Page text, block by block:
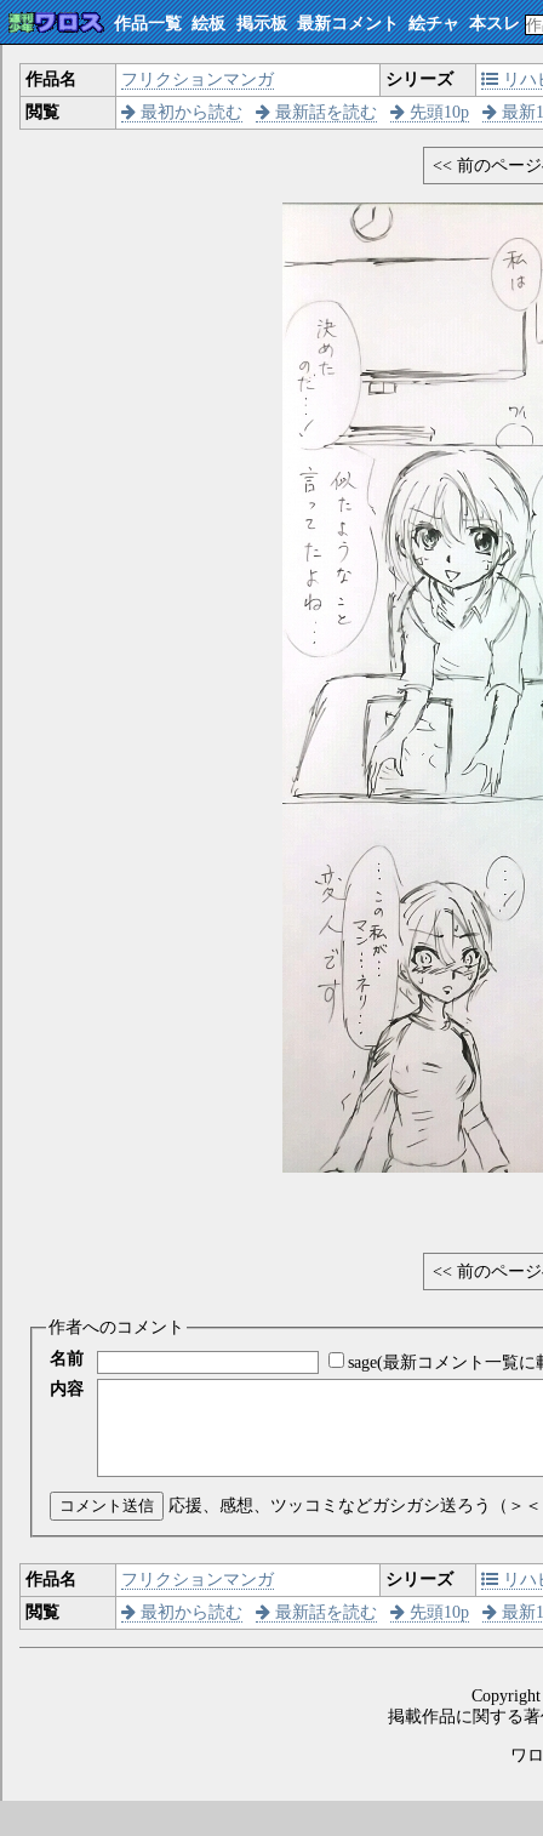
作品一覧 絵板 掲示板 最新コメント 絵チャ 本スレ
作品名 フリクションマンガ シリーズ
リハ
閲覧
最初から読む 最新話を読む 先頭10p 最新
<< 前のペー
<< 前のペー
作者へのコメント
名前
sage(最新コメント一覧に
内容
コメント送信 応援、感想、ツッコミなどガシガシ送ろう（＞
作品名 フリクションマンガ シリーズ
リハ
閲覧
最初から読む 最新話を読む 先頭10p 最新
掲載作品に関する
ワ